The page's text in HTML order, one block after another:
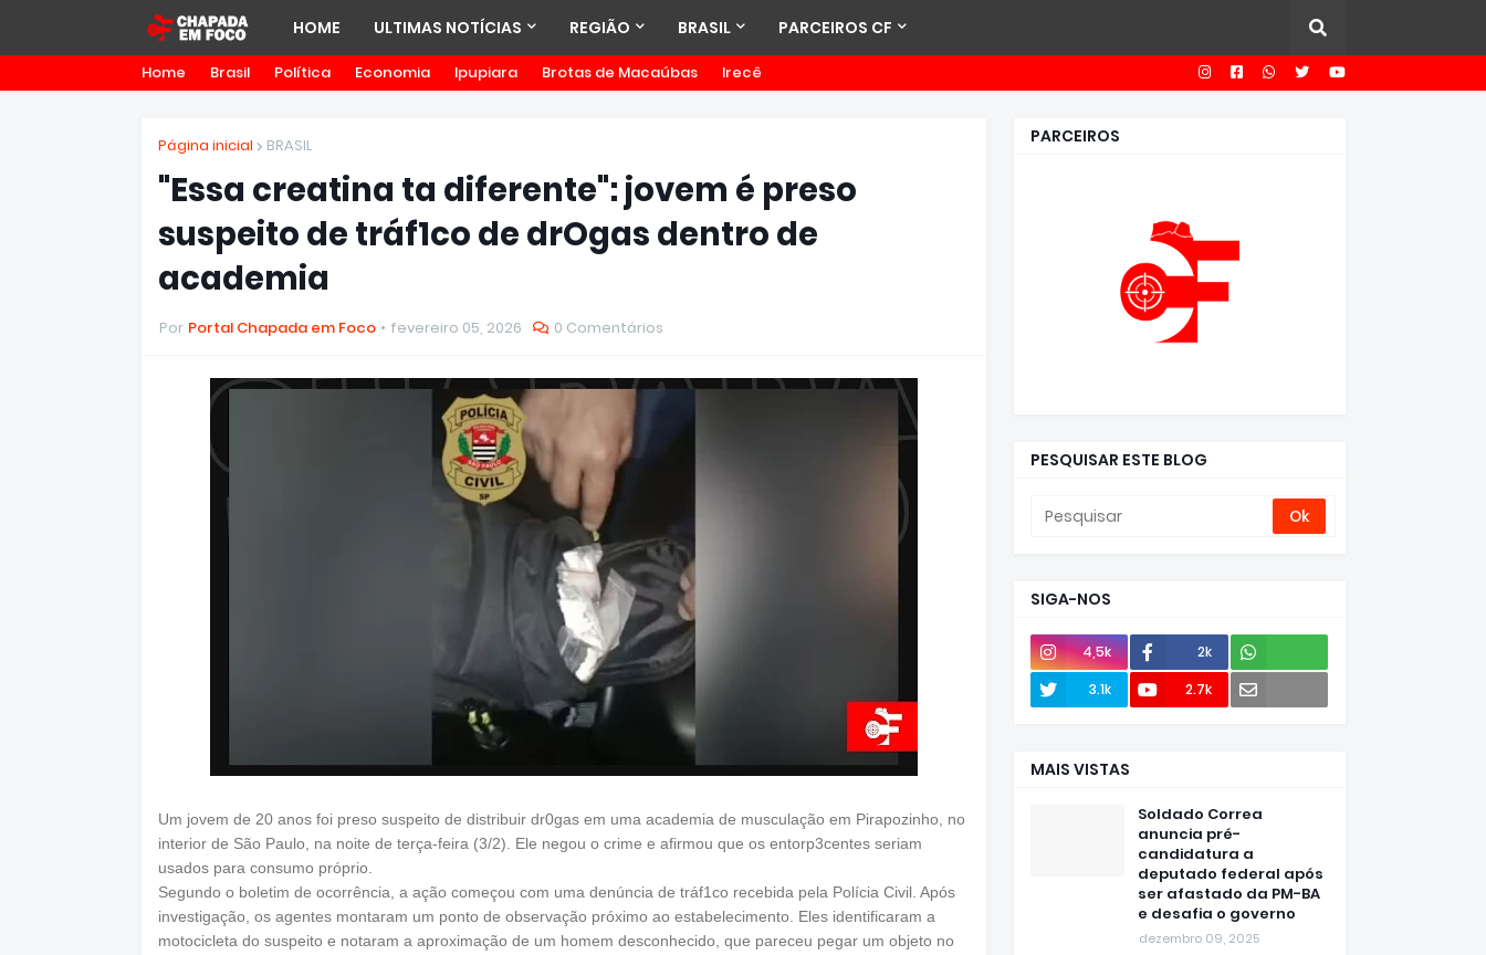
HOME ULTIMAS NOTÍCIAS REGIÃO BRASIL PARCEIROS CF
Home Brasil Política Economia Ipupiara Brotas de Macaúbas Irecê
Página inicial BRASIL
"Essa creatina ta diferente": jovem é preso
suspeito de tráf1co de drOgas dentro de
academia
Por Portal Chapada em Foco fevereiro 05, 2026 0 Comentários
Um jovem de 20 anos foi preso suspeito de distribuir dr0gas em uma academia de musculação em Pirapozinho, no
interior de São Paulo, na noite de terça-feira (3/2). Ele negou o crime e afirmou que os entorp3centes seriam
usados para consumo próprio.
Segundo o boletim de ocorrência, a ação começou com uma denúncia de tráf1co recebida pela Polícia Civil. Após
investigação, os agentes montaram um ponto de observação próximo ao estabelecimento. Eles identificaram a
motocicleta do suspeito e notaram a aproximação de um homem desconhecido, que pareceu pegar um objeto no
PARCEIROS
PESQUISAR ESTE BLOG
SIGA-NOS
4,5k
2k
3.1k
2.7k
MAIS VISTAS
Soldado Correa
anuncia pré-
candidatura a
deputado federal após
ser afastado da PM-BA
e desafia o governo
dezembro 09, 2025